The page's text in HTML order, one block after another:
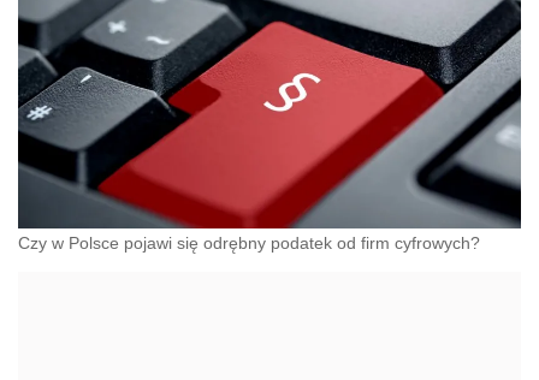
Czy w Polsce pojawi się odrębny podatek od firm cyfrowych?